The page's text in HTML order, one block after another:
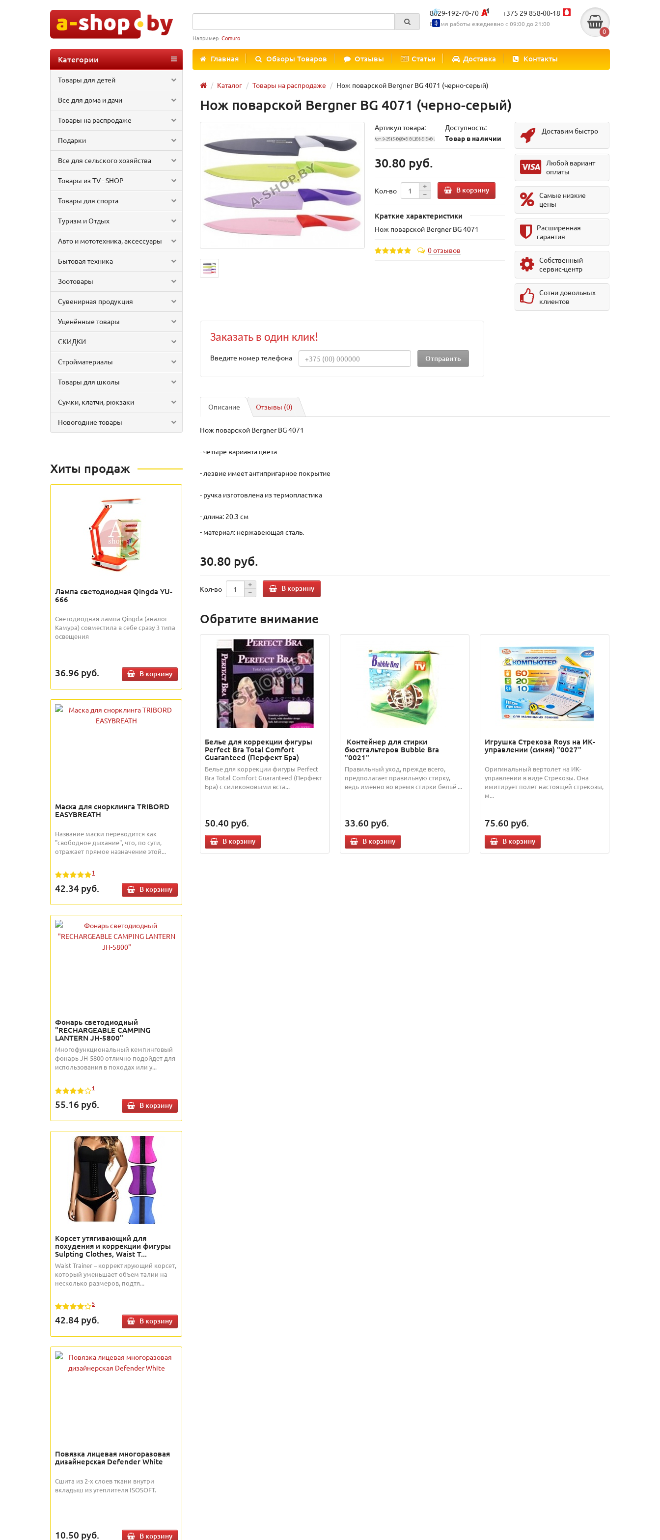
8029-192-70-70 +375 29 858-00-18
Время работы ежедневно с 09:00 до 21:00
0
Например: Comuro
Главная Обзоры Товаров Отзывы Статьи Доставка Контакты
Категории
Товары для детей
Все для дома и дачи
Товары на распродаже
Подарки
Все для сельского хозяйства
Товары из TV - SHOP
Товары для спорта
Туризм и Отдых
Авто и мототехника, аксессуары
Бытовая техника
Зоотовары
Сувенирная продукция
Уценённые товары
СКИДКИ
Стройматериалы
Товары для школы
Сумки, клатчи, рюкзаки
Новогодние товары
Каталог Товары на распродаже Нож поварской Bergner BG 4071 (черно-серый)
Хиты продаж
Лампа светодиодная Qingda YU-
666
Светодиодная лампа Qingda (аналог
Камура) совместила в себе сразу 3 типа
освещения
36.96 руб. В корзину
Маска для снорклинга TRIBORD
EASYBREATH
Название маски переводится как
"свободное дыхание", что, по сути,
отражает прямое назначение этой...
1
42.34 руб. В корзину
Фонарь светодиодный
"RECHARGEABLE CAMPING
LANTERN JH-5800"
Многофункциональный кемпинговый
фонарь JH-5800 отлично подойдет для
использования в походах или у...
1
55.16 руб. В корзину
Корсет утягивающий для
похудения и коррекции фигуры
Sulpting Clothes, Waist T...
Waist Trainer – корректирующий корсет,
который уменьшает объем талии на
несколько размеров, подтя...
5
42.84 руб. В корзину
Повязка лицевая многоразовая
дизайнерская Defender White
Сшита из 2-х слоев ткани внутри
вкладыш из утеплителя ISOSOFT.
10.50 руб. В корзину
Нож поварской Bergner BG 4071 (черно-серый)
Артикул товара:
Доступность:
Товар в наличии
30.80 руб.
Кол-во В корзину
Краткие характеристики
Нож поварской Bergner BG 4071
0 отзывов
Доставим быстро
Любой вариант
оплаты
Самые низкие
цены
Расширенная
гарантия
Собственный
сервис-центр
Сотни довольных
клиентов
Заказать в один клик!
Введите номер телефона
Описание Отзывы (0)
Нож поварской Bergner BG 4071
- четыре варианта цвета
- лезвие имеет антипригарное покрытие
- ручка изготовлена из термопластика
- длина: 20.3 см
- материал: нержавеющая сталь.
30.80 руб.
Кол-во В корзину
Обратите внимание
Белье для коррекции фигуры
Perfect Bra Total Comfort
Guaranteed (Перфект Бра)
Белье для коррекции фигуры Perfect
Bra Total Comfort Guaranteed (Перфект
Бра) c силиконовыми вста...
50.40 руб.
В корзину
Контейнер для стирки
бюстгальтеров Bubble Bra
"0021"
Правильный уход, прежде всего,
предполагает правильную стирку,
ведь именно во время стирки бельё ...
33.60 руб.
В корзину
Игрушка Стрекоза Roys на ИК-
управлении (синяя) "0027"
Оригинальный вертолет на ИК-
управлении в виде Стрекозы. Она
имитирует полет настоящей стрекозы,
м...
75.60 руб.
В корзину